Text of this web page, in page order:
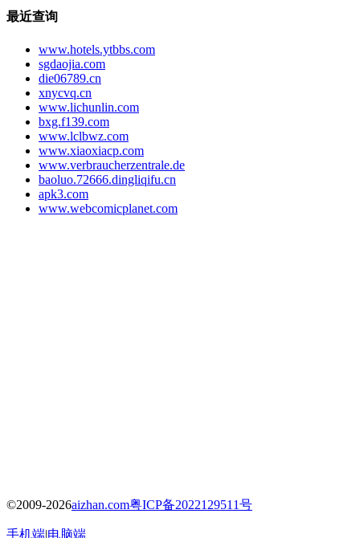
最近查询
www.hotels.ytbbs.com
sgdaojia.com
die06789.cn
xnycvq.cn
www.lichunlin.com
bxg.f139.com
www.lclbwz.com
www.xiaoxiacp.com
www.verbraucherzentrale.de
baoluo.72666.dingliqifu.cn
apk3.com
www.webcomicplanet.com
©2009-2026aizhan.com粤ICP备2022129511号
手机端|电脑端